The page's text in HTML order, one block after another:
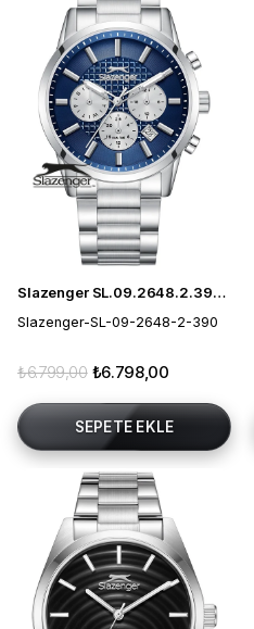
Slazenger SL.09.2648.2.390 Erkek Kol Saati
Slazenger-SL-09-2648-2-390
₺6.798,00
₺6.799,00
SEPETE EKLE